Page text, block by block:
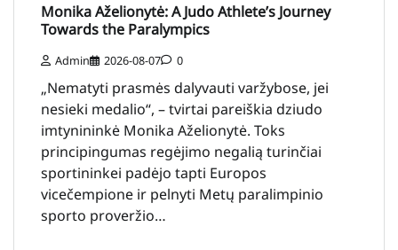
Monika Aželionytė: A Judo Athlete’s Journey
Towards the Paralympics
Admin 2026-08-07 0
„Nematyti prasmės dalyvauti varžybose, jei
nesieki medalio“, – tvirtai pareiškia dziudo
imtynininkė Monika Aželionytė. Toks
principingumas regėjimo negalią turinčiai
sportininkei padėjo tapti Europos
vicečempione ir pelnyti Metų paralimpinio
sporto proveržio…